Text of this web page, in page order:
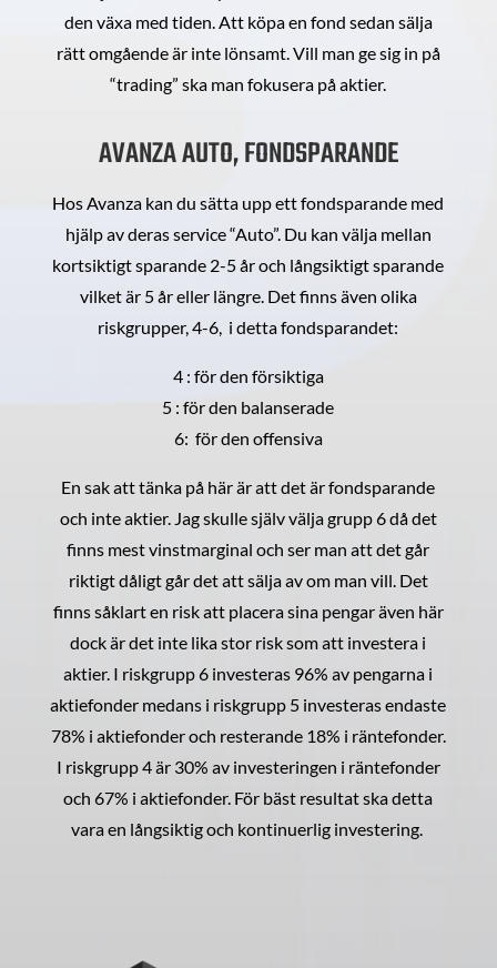
den växa med tiden. Att köpa en fond sedan sälja
rätt omgående är inte lönsamt. Vill man ge sig in på
“trading” ska man fokusera på aktier.
AVANZA AUTO, FONDSPARANDE
Hos Avanza kan du sätta upp ett fondsparande med
hjälp av deras service “Auto”. Du kan välja mellan
kortsiktigt sparande 2-5 år och långsiktigt sparande
vilket är 5 år eller längre. Det finns även olika
riskgrupper, 4-6, i detta fondsparandet:
4 : för den försiktiga
5 : för den balanserade
6: för den offensiva
En sak att tänka på här är att det är fondsparande
och inte aktier. Jag skulle själv välja grupp 6 då det
finns mest vinstmarginal och ser man att det går
riktigt dåligt går det att sälja av om man vill. Det
finns såklart en risk att placera sina pengar även här
dock är det inte lika stor risk som att investera i
aktier. I riskgrupp 6 investeras 96% av pengarna i
aktiefonder medans i riskgrupp 5 investeras endaste
78% i aktiefonder och resterande 18% i räntefonder.
I riskgrupp 4 är 30% av investeringen i räntefonder
och 67% i aktiefonder. För bäst resultat ska detta
vara en långsiktig och kontinuerlig investering.